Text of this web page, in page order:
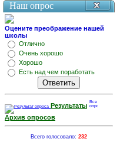
Наш опрос
Оцените преображение нашей
школы
Отлично
Очень хорошо
Хорошо
Есть над чем поработать
Результаты
Архив опросов
Всего голосовало: 232